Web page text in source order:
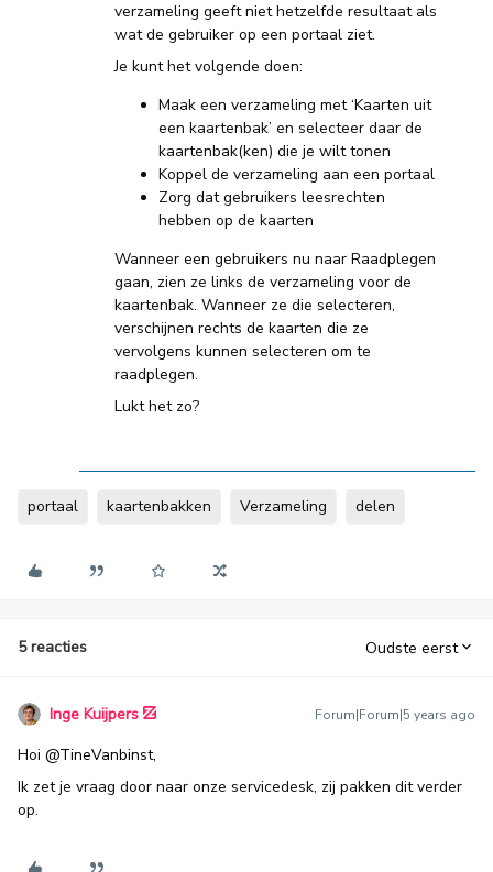
verzameling geeft niet hetzelfde resultaat als
wat de gebruiker op een portaal ziet.
Je kunt het volgende doen:
Maak een verzameling met ‘Kaarten uit
een kaartenbak’ en selecteer daar de
kaartenbak(ken) die je wilt tonen
Koppel de verzameling aan een portaal
Zorg dat gebruikers leesrechten
hebben op de kaarten
Wanneer een gebruikers nu naar Raadplegen
gaan, zien ze links de verzameling voor de
kaartenbak. Wanneer ze die selecteren,
verschijnen rechts de kaarten die ze
vervolgens kunnen selecteren om te
raadplegen.
Lukt het zo?
portaal kaartenbakken Verzameling delen
5 reacties Oudste eerst
Inge Kuijpers Forum|Forum|5 years ago
Hoi @TineVanbinst,
Ik zet je vraag door naar onze servicedesk, zij pakken dit verder
op.